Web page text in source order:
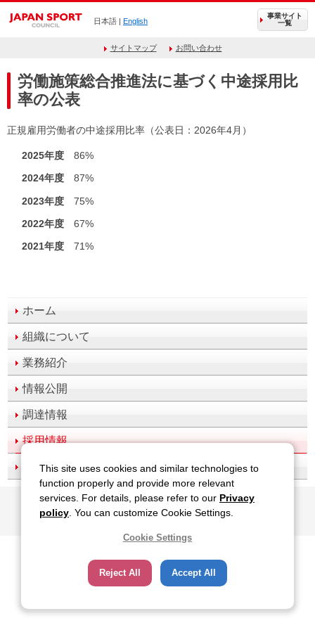
日本語 | English
事業サイト
一覧
サイトマップ お問い合わせ
ホーム
組織について
業務紹介
情報公開
調達情報
採用情報
アクセス
労働施策総合推進法に基づく中途採用比
率の公表
正規雇用労働者の中途採用比率（公表日：2026年4月）
2025年度86%
2024年度87%
2023年度 75%
2022年度 67%
2021年度 71%
All Rights Reserved, Copyright(c), JAPAN SPORT COUNCIL
This site uses cookies and similar technologies to
function properly and provide more relevant
services. For details, please refer to our Privacy
policy . You can customize Cookie Settings.
Cookie Settings
Reject All Accept All